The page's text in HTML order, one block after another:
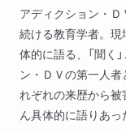
アディクション・
続ける教育学者。
体的に語る、「聞く
ン・ＤＶの第一人
れぞれの来歴から
ん具体的に語りあっ